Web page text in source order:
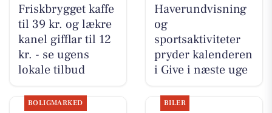
Friskbrygget kaffe
til 39 kr. og lækre
kanel gifflar til 12
kr. - se ugens
lokale tilbud
Haverundvisning
og
sportsaktiviteter
pryder kalenderen
i Give i næste uge
BOLIGMARKED BILER